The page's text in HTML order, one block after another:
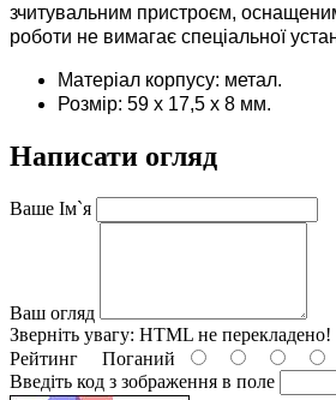
зчитувальним пристроєм,
роботи не вимагає спеціальної
Матеріал корпусу: метал.
Розмір: 59 х 17,5 х 8 мм.
Написати огляд
Ваше Ім`я
Ваш огляд
Зверніть увагу: HTML не перекладено!
Рейтинг Поганий
Введіть код з зображення в поле